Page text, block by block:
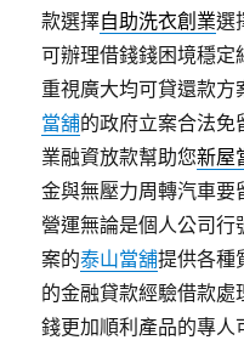
款選擇自助洗衣創業選
可辦理借錢錢困境穩定
重視廣大均可貸還款
當舖的政府立案合法
業融資放款幫助您新屋
金與無壓力周轉汽車要
營運無論是個人公司
案的泰山當舖提供各種
的金融貸款經驗借款處
錢更加順利產品的專